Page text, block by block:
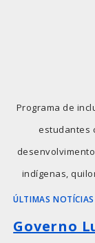
Programa de
estudantes
indígenas,
ÚLTIMAS NOTÍCIAS
Governo